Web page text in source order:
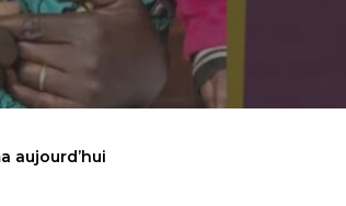
aujourd’hui